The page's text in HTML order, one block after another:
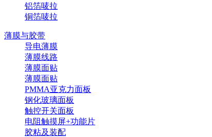
铝箔唛拉
铜箔唛拉
薄膜与胶带
导电薄膜
薄膜线路
薄膜面贴
薄膜面贴
PMMA亚克力面板
钢化玻璃面板
触控开关面板
电阻触摸屏+功能片
胶粘及装配